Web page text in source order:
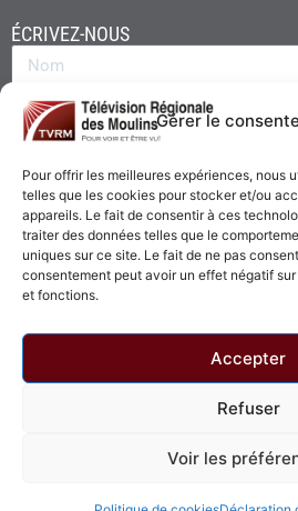
Gérer le
Pour offrir les meilleures expériences, nous
telles que les cookies pour stocker et/ou
appareils. Le fait de consentir à ces
traiter des données telles que le
uniques sur ce site. Le fait de ne pas
consentement peut avoir un effet négatif
et fonctions.
Accepter
Refuser
Voir les
ÉCRIVEZ-NOUS
© 2026 - Télévision Régionale des Moulins.